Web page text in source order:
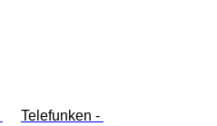
Telefunken -